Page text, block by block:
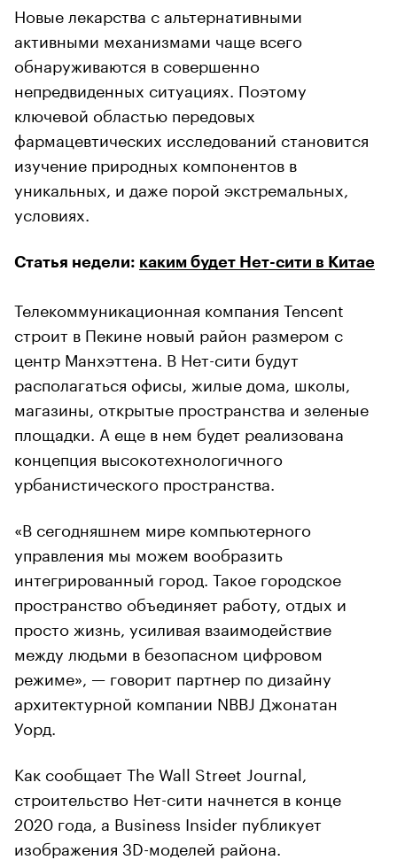
Новые лекарства с альтернативными
активными механизмами чаще всего
обнаруживаются в совершенно
непредвиденных ситуациях. Поэтому
ключевой областью передовых
фармацевтических исследований становится
изучение природных компонентов в
уникальных, и даже порой экстремальных,
условиях.
Статья недели: каким будет Нет-сити в Китае
Телекоммуникационная компания Tencent
строит в Пекине новый район размером с
центр Манхэттена. В Нет-сити будут
располагаться офисы, жилые дома, школы,
магазины, открытые пространства и зеленые
площадки. А еще в нем будет реализована
концепция высокотехнологичного
урбанистического пространства.
«В сегодняшнем мире компьютерного
управления мы можем вообразить
интегрированный город. Такое городское
пространство объединяет работу, отдых и
просто жизнь, усиливая взаимодействие
между людьми в безопасном цифровом
режиме», — говорит партнер по дизайну
архитектурной компании NBBJ Джонатан
Уорд.
Как сообщает The Wall Street Journal,
строительство Нет-сити начнется в конце
2020 года, а Business Insider публикует
изображения 3D-моделей района.